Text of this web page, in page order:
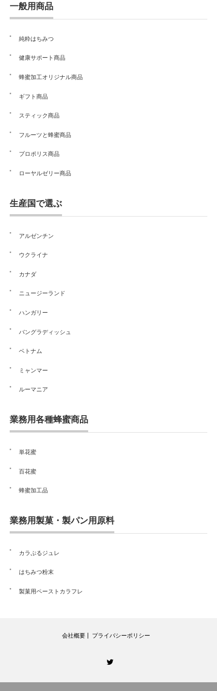
一般用商品
純粋はちみつ
健康サポート商品
蜂蜜加工オリジナル商品
ギフト商品
スティック商品
フルーツと蜂蜜商品
プロポリス商品
ローヤルゼリー商品
生産国で選ぶ
アルゼンチン
ウクライナ
カナダ
ニュージーランド
ハンガリー
バングラディッシュ
ベトナム
ミャンマー
ルーマニア
業務用各種蜂蜜商品
単花蜜
百花蜜
蜂蜜加工品
業務用製菓・製パン用原料
カラぷるジュレ
はちみつ粉末
製菓用ペーストカラフレ
会社概要 プライバシーポリシー